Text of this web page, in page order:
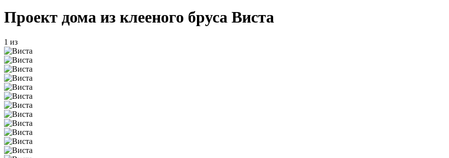
Проект дома из клееного бруса Виста
1 из